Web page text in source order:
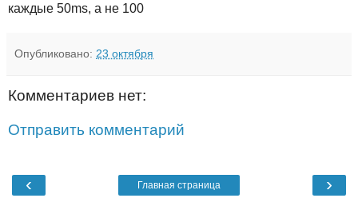
каждые 50ms, а не 100
Опубликовано: 23 октября
Комментариев нет:
Отправить комментарий
‹ ›
Главная страница